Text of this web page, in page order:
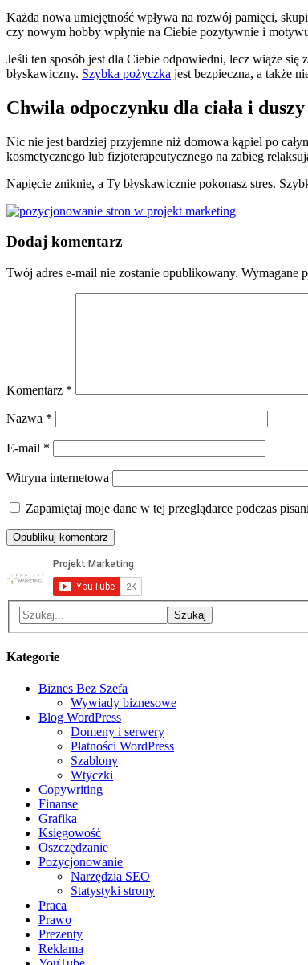
Każda nowa umiejętność wpływa na rozwój pamięci,
czy nowym hobby wpłynie na Ciebie pozytywnie i
Jeśli ten sposób jest dla Ciebie odpowiedni, lecz wiąże
błyskawiczny. Szybka pożyczka jest bezpieczna, a także
Chwila odpoczynku dla ciała i duszy
Nic nie jest bardziej przyjemne niż domowa kąpiel po
kosmetycznego lub fizjoterapeutycznego na zabieg
Napięcie zniknie, a Ty błyskawicznie pokonasz stres.
Dodaj komentarz
Twój adres e-mail nie zostanie opublikowany. Wymagane
Komentarz *
Nazwa *
E-mail *
Witryna internetowa
Zapamiętaj moje dane w tej przeglądarce podczas
Kategorie
Biznes Bez Szefa
Wywiady biznesowe
Blog WordPress
Domeny i serwery
Płatności WordPress
Szablony
Wtyczki
Copywriting
Finanse
Grafika
Księgowość
Oszczędzanie
Pozycjonowanie
Narzędzia SEO
Statystyki strony
Praca
Prawo
Prezenty
Reklama